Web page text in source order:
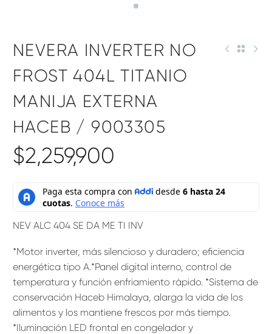
NEVERA INVERTER NO
FROST 404L TITANIO
MANIJA EXTERNA
HACEB / 9003305
$2,259,900
NEV ALC 404 SE DA ME TI INV
*Motor inverter, más silencioso y duradero; eficiencia
energética tipo A.*Panel digital interno, control de
temperatura y función enfriamiento rápido. *Sistema de
conservación Haceb Himalaya, alarga la vida de los
alimentos y los mantiene frescos por más tiempo.
*Iluminación LED frontal en congelador y